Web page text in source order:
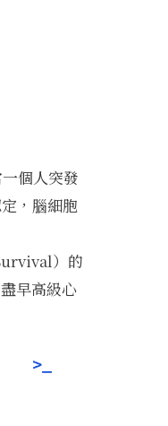
個人突發
，腦細胞
）的
早高級心